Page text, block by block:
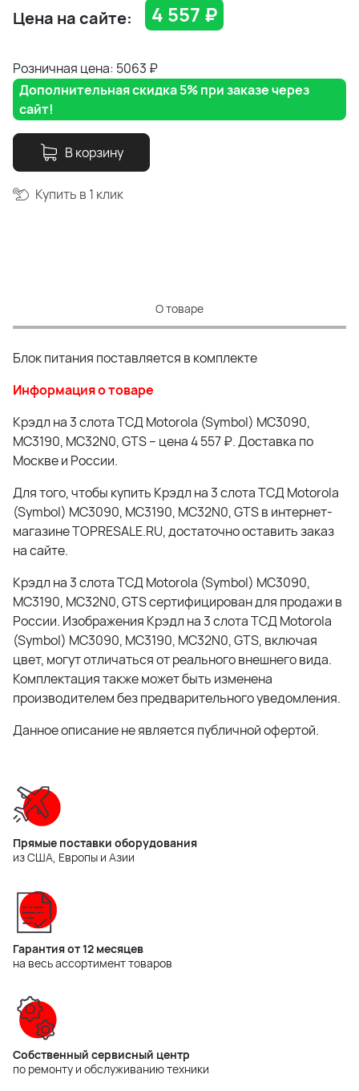
Цена на сайте: 4 557 ₽
Розничная цена: 5063 ₽
Дополнительная скидка 5% при заказе через
сайт!
В корзину
Купить в 1 клик
О товаре
Блок питания поставляется в комплекте
Информация о товаре
Крэдл на 3 слота ТСД Motorola (Symbol) MC3090,
MC3190, MC32N0, GTS – цена 4 557 ₽. Доставка по
Москве и России.
Для того, чтобы купить Крэдл на 3 слота ТСД Motorola
(Symbol) MC3090, MC3190, MC32N0, GTS в интернет-
магазине TOPRESALE.RU, достаточно оставить заказ
на сайте.
Крэдл на 3 слота ТСД Motorola (Symbol) MC3090,
MC3190, MC32N0, GTS сертифицирован для продажи в
России. Изображения Крэдл на 3 слота ТСД Motorola
(Symbol) MC3090, MC3190, MC32N0, GTS, включая
цвет, могут отличаться от реального внешнего вида.
Комплектация также может быть изменена
производителем без предварительного уведомления.
Данное описание не является публичной офертой.
Прямые поставки оборудования
из США, Европы и Азии
Гарантия от 12 месяцев
на весь ассортимент товаров
Собственный сервисный центр
по ремонту и обслуживанию техники